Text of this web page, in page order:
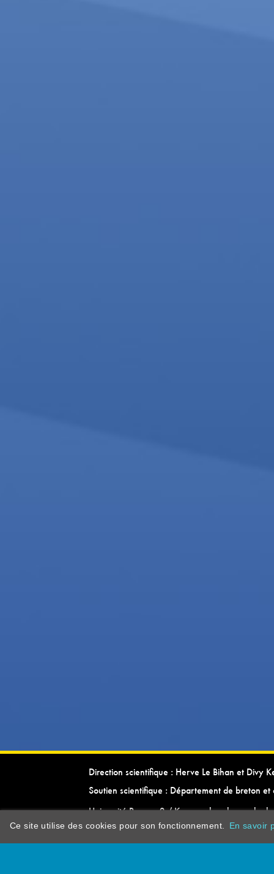
Direction scientifique : Herve Le Bihan et Divy
Soutien scientifique : Département de breton et
Université Rennes 2 / Kevrenn brezhoneg ha
Ce site utilise des cookies pour son fonctionnement. En savoir